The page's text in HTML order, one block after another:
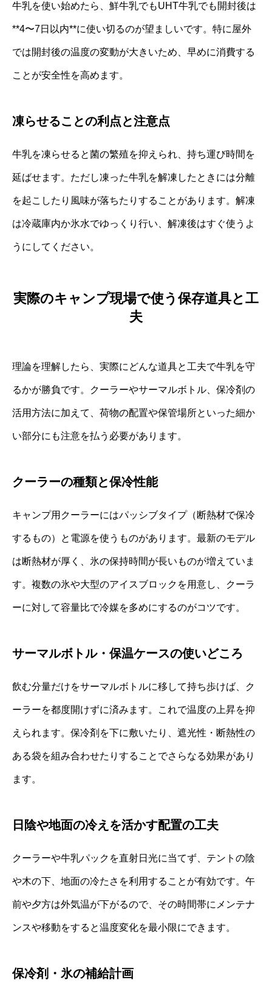
牛乳を使い始めたら、鮮牛乳でもUHT牛乳でも開封後は
**4〜7日以内**に使い切るのが望ましいです。特に屋外
では開封後の温度の変動が大きいため、早めに消費する
ことが安全性を高めます。
凍らせることの利点と注意点
牛乳を凍らせると菌の繁殖を抑えられ、持ち運び時間を
延ばせます。ただし凍った牛乳を解凍したときには分離
を起こしたり風味が落ちたりすることがあります。解凍
は冷蔵庫内か氷水でゆっくり行い、解凍後はすぐ使うよ
うにしてください。
実際のキャンプ現場で使う保存道具と工
夫
理論を理解したら、実際にどんな道具と工夫で牛乳を守
るかが勝負です。クーラーやサーマルボトル、保冷剤の
活用方法に加えて、荷物の配置や保管場所といった細か
い部分にも注意を払う必要があります。
クーラーの種類と保冷性能
キャンプ用クーラーにはパッシブタイプ（断熱材で保冷
するもの）と電源を使うものがあります。最新のモデル
は断熱材が厚く、氷の保持時間が長いものが増えていま
す。複数の氷や大型のアイスブロックを用意し、クーラ
ーに対して容量比で冷媒を多めにするのがコツです。
サーマルボトル・保温ケースの使いどころ
飲む分量だけをサーマルボトルに移して持ち歩けば、ク
ーラーを都度開けずに済みます。これで温度の上昇を抑
えられます。保冷剤を下に敷いたり、遮光性・断熱性の
ある袋を組み合わせたりすることでさらなる効果があり
ます。
日陰や地面の冷えを活かす配置の工夫
クーラーや牛乳パックを直射日光に当てず、テントの陰
や木の下、地面の冷たさを利用することが有効です。午
前や夕方は外気温が下がるので、その時間帯にメンテナ
ンスや移動をすると温度変化を最小限にできます。
保冷剤・氷の補給計画